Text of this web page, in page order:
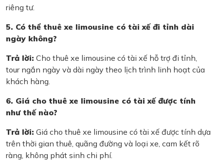
riêng tư.
5. Có thể thuê xe limousine có tài xế đi tỉnh dài
ngày không?
Trả lời: Cho thuê xe limousine có tài xế hỗ trợ đi tỉnh,
tour ngắn ngày và dài ngày theo lịch trình linh hoạt của
khách hàng.
6. Giá cho thuê xe limousine có tài xế được tính
như thế nào?
Trả lời: Giá cho thuê xe limousine có tài xế được tính dựa
trên thời gian thuê, quãng đường và loại xe, cam kết rõ
ràng, không phát sinh chi phí.